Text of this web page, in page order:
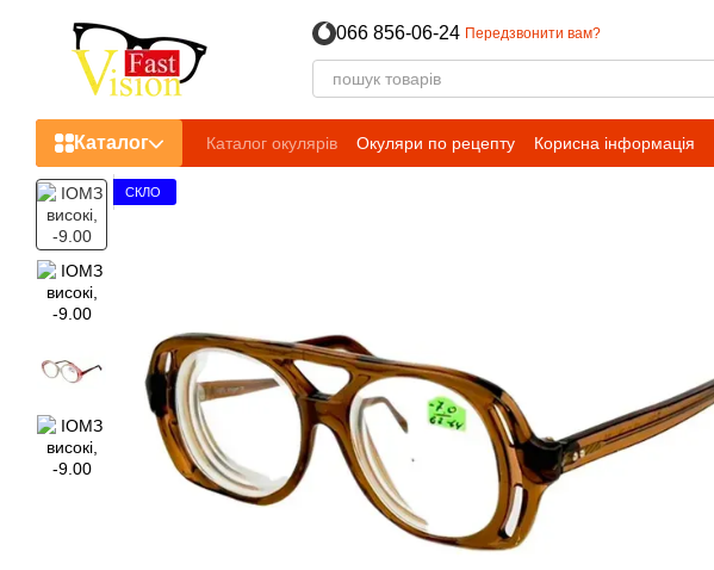
066 856-06-24 Передзвонити вам?
Каталог Каталог окулярів Окуляри по рецепту Корисна інформація
СКЛО